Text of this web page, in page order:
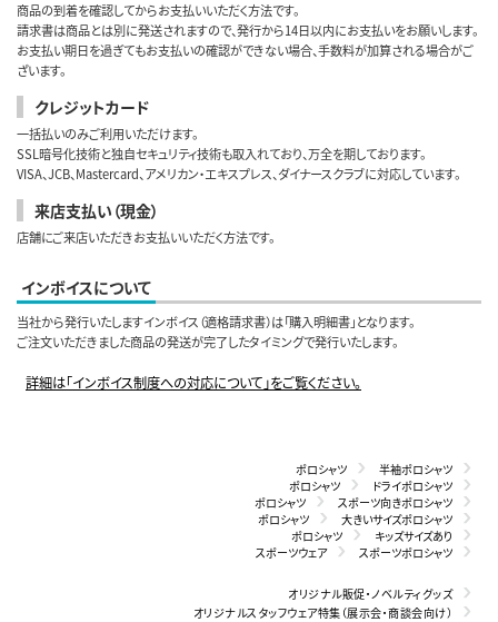
商品の到着を確認してからお支払いいただく方法です。
請求書は商品とは別に発送されますので、発行から14日以内にお支払いをお願いします。
お支払い期日を過ぎてもお支払いの確認ができない場合、手数料が加算される場合がご
ざいます。
クレジットカード
一括払いのみご利用いただけます。
SSL暗号化技術と独自セキュリティ技術も取入れており、万全を期しております。
VISA、JCB、Mastercard、アメリカン・エキスプレス、ダイナースクラブに対応しています。
来店支払い（現金）
店舗にご来店いただきお支払いいただく方法です。
インボイスについて
当社から発行いたしますインボイス（適格請求書）は「購入明細書」となります。
ご注文いただきました商品の発送が完了したタイミングで発行いたします。
詳細は「インボイス制度への対応について」をご覧ください。
ポロシャツ
半袖ポロシャツ
ポロシャツ
ドライポロシャツ
ポロシャツ
スポーツ向きポロシャツ
ポロシャツ
大きいサイズポロシャツ
ポロシャツ
キッズサイズあり
スポーツウェア
スポーツポロシャツ
オリジナル販促・ノベルティグッズ
オリジナルスタッフウェア特集（展示会・商談会向け）